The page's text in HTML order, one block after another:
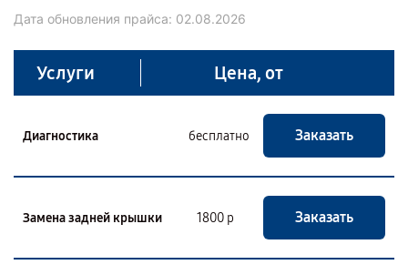
Дата обновления прайса: 02.08.2026
Услуги Цена, от
Диагностика бесплатно Заказать
Замена задней крышки 1800 р Заказать